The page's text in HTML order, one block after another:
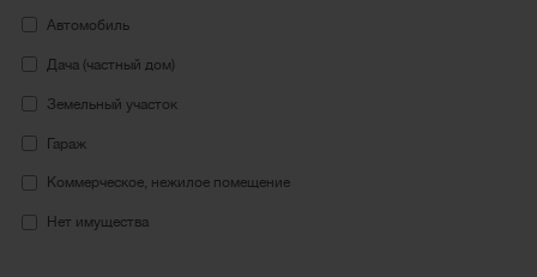
Автомобиль
Дача (частный дом)
Земельный участок
Гараж
Коммерческое, нежилое помещение
Нет имущества